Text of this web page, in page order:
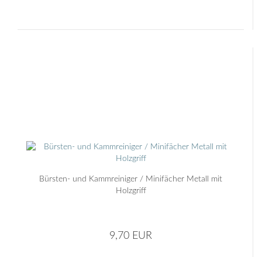
Bürsten- und Kammreiniger / Minifächer Metall mit
Holzgriff
9,70 EUR